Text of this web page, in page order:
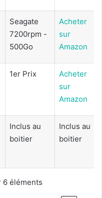
Seagate
7200rpm -
500Go
Acheter
sur
Amazon
1er Prix
Acheter
sur
Amazon
Inclus au
boitier
Inclus au
boitier
6 éléments